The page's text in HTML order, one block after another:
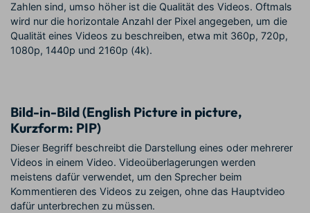
Zahlen sind, umso höher ist die Qualität des Videos. Oftmals
wird nur die horizontale Anzahl der Pixel angegeben, um die
Qualität eines Videos zu beschreiben, etwa mit 360p, 720p,
1080p, 1440p und 2160p (4k).
Bild-in-Bild (English Picture in picture,
Kurzform: PIP)
Dieser Begriff beschreibt die Darstellung eines oder mehrerer
Videos in einem Video. Videoüberlagerungen werden
meistens dafür verwendet, um den Sprecher beim
Kommentieren des Videos zu zeigen, ohne das Hauptvideo
dafür unterbrechen zu müssen.